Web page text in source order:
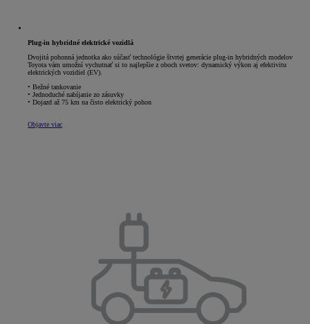
Plug-in hybridné elektrické vozidlá
Dvojitá pohonná jednotka ako súčasť technológie štvrtej generácie plug-in hybridných modelov
Toyota vám umožní vychutnať si to najlepšie z oboch svetov: dynamický výkon aj efektivitu
elektrických vozidiel (EV).
• Bežné tankovanie
• Jednoduché nabíjanie zo zásuvky
• Dojazd až 75 km na čisto elektrický pohon
Objavte viac